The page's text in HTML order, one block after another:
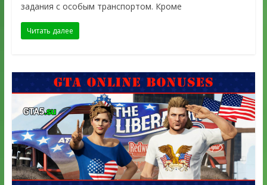
задания с особым транспортом. Кроме
Читать далее